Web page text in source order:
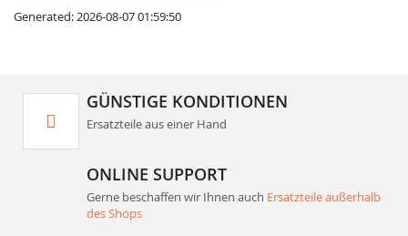
Generated: 2026-08-07 01:59:50
GÜNSTIGE KONDITIONEN
Ersatzteile aus einer Hand
ONLINE SUPPORT
Gerne beschaffen wir Ihnen auch Ersatzteile außerhalb
des Shops